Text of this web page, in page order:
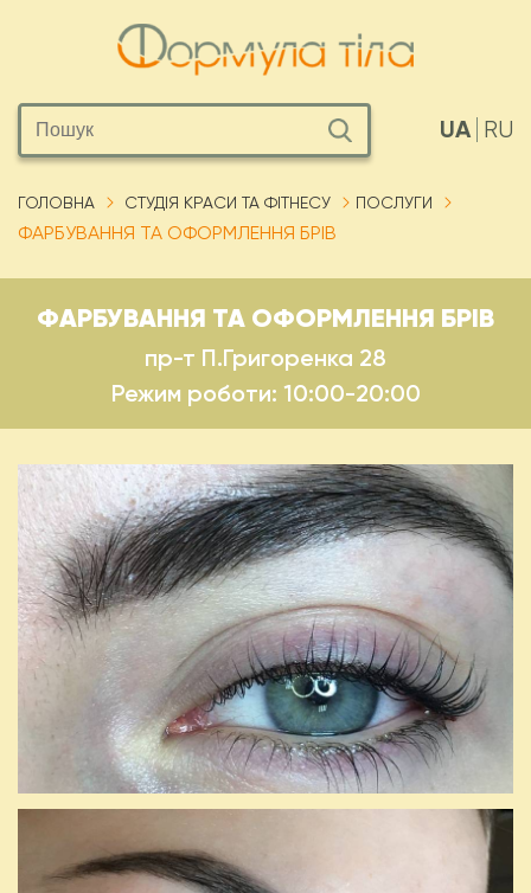
RU
UA
ГОЛОВНА СТУДІЯ КРАСИ ТА ФІТНЕСУ ПОСЛУГИ
ФАРБУВАННЯ ТА ОФОРМЛЕННЯ БРІВ
ФАРБУВАННЯ ТА ОФОРМЛЕННЯ БРІВ
пр-т П.Григоренка 28
Режим роботи: 10:00-20:00